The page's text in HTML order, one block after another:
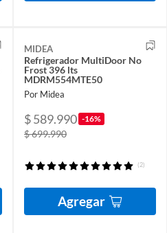
MIDEA
Refrigerador MultiDoor No
Frost 396 lts
MDRM554MTE50
Por Midea
$ 589.990 -16%
$ 699.990
(2)
Agregar